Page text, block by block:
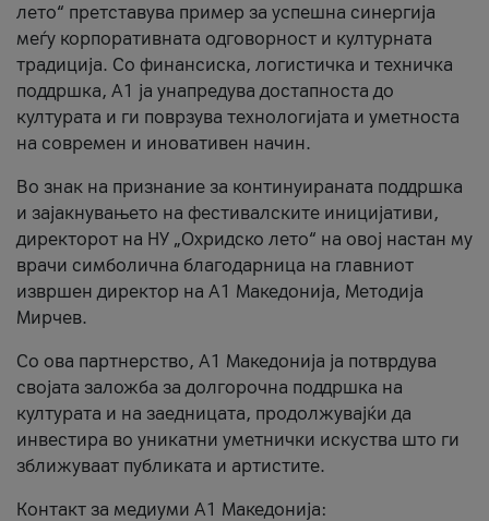
лето“ претставува пример за успешна синергија
меѓу корпоративната одговорност и културната
традиција. Со финансиска, логистичка и техничка
поддршка, A1 ја унапредува достапноста до
културата и ги поврзува технологијата и уметноста
на современ и иновативен начин.
Во знак на признание за континуираната поддршка
и зајакнувањето на фестивалските иницијативи,
директорот на НУ „Охридско лето“ на овој настан му
врачи симболична благодарница на главниот
извршен директор на A1 Македонија, Методија
Мирчев.
Со ова партнерство, A1 Македонија ја потврдува
својата заложба за долгорочна поддршка на
културата и на заедницата, продолжувајќи да
инвестира во уникатни уметнички искуства што ги
зближуваат публиката и артистите.
Контакт за медиуми А1 Македонија: